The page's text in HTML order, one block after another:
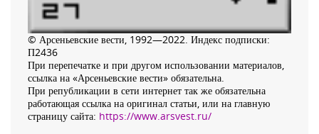
© Арсеньевские вести, 1992—2022. Индекс подписки:
П2436
При перепечатке и при другом использовании материалов,
ссылка на «Арсеньевские вести» обязательна.
При републикации в сети интернет так же обязательна
работающая ссылка на оригинал статьи, или на главную
страницу сайта: https://www.arsvest.ru/